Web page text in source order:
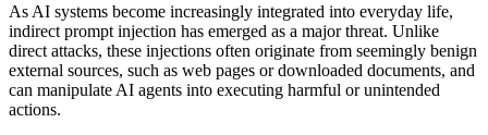
As AI systems become increasingly integrated into everyday life,
indirect prompt injection has emerged as a major threat. Unlike
direct attacks, these injections often originate from seemingly benign
external sources, such as web pages or downloaded documents, and
can manipulate AI agents into executing harmful or unintended
actions.